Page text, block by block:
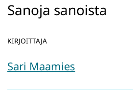
Sanoja sanoista
KIRJOITTAJA
Sari Maamies